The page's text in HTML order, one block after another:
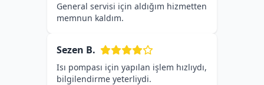
General servisi için aldığım hizmetten
memnun kaldım.
Sezen B.
Isı pompası için yapılan işlem hızlıydı,
bilgilendirme yeterliydi.